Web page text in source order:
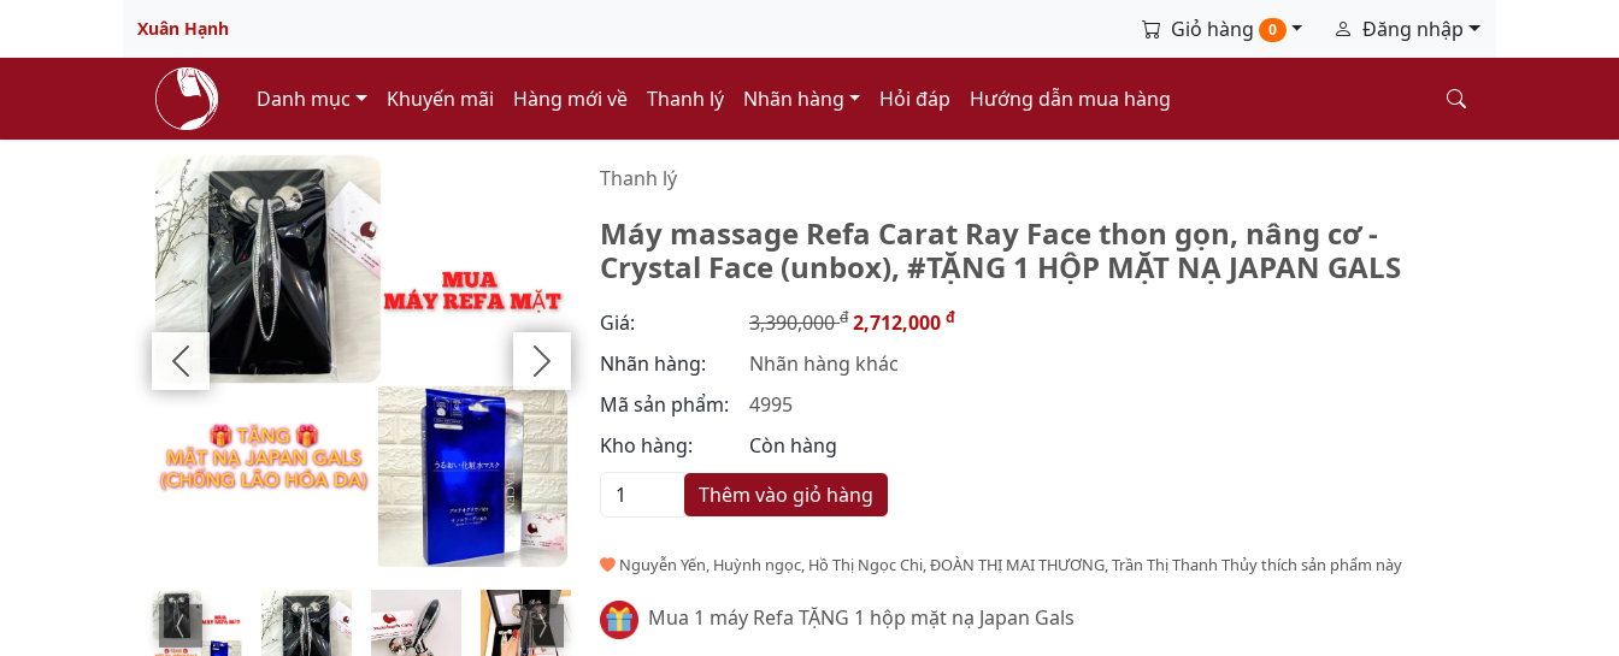
Xuân Hạnh Giỏ hàng 0 Đăng nhập
Danh mục Khuyến mãi Hàng mới về Thanh lý Nhãn hàng Hỏi đáp Hướng dẫn mua hàng
Thanh lý
Máy massage Refa Carat Ray Face thon gọn, nâng cơ -
Crystal Face (unbox), #TẶNG 1 HỘP MẶT NẠ JAPAN GALS
Giá: 3,390,000đ 2,712,000 đ
Nhãn hàng:
Nhãn hàng khác
Mã sản phẩm:
4995
Kho hàng:
Còn hàng
Thêm vào giỏ hàng
Nguyễn Yến, Huỳnh ngọc, Hồ Thị Ngọc Chi, ĐOÀN THỊ MAI THƯƠNG, Trần Thị Thanh Thủy thích sản phẩm này
Mua 1 máy Refa TẶNG 1 hộp mặt nạ Japan Gals